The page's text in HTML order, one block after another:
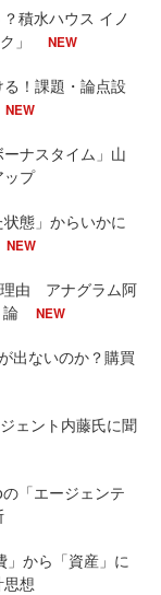
積水ハウス イノ
」
NEW
る！課題・論点設
NEW
ーナスタイム」山
ップ
態」からいかに
NEW
理由 アナグラム阿
NEW
出ないのか？購買
ェント内藤氏に聞
「エージェンテ
から「資産」に
想